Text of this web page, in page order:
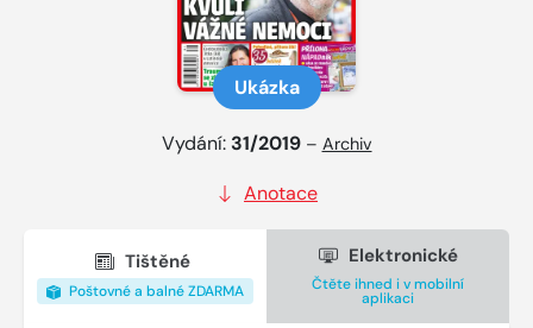
Ukázka
Vydání: 31/2019 – Archiv
Anotace
Tištěné
Poštovné a balné ZDARMA
Elektronické
Čtěte ihned i v mobilní
aplikaci